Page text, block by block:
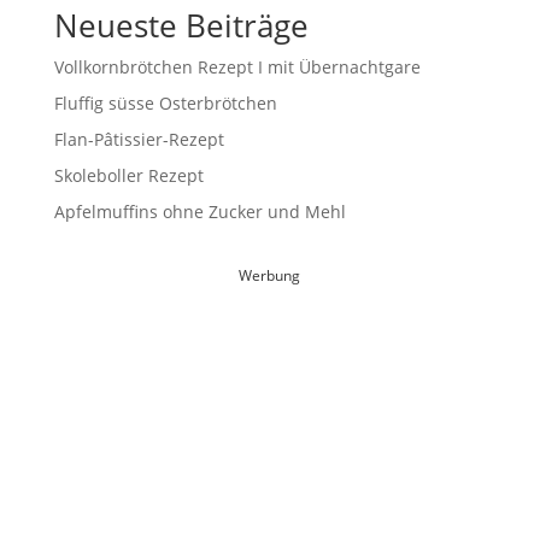
Neueste Beiträge
Vollkornbrötchen Rezept I mit Übernachtgare
Fluffig süsse Osterbrötchen
Flan-Pâtissier-Rezept
Skoleboller Rezept
Apfelmuffins ohne Zucker und Mehl
Werbung